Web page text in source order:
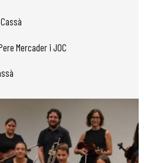
Mercader i JOC